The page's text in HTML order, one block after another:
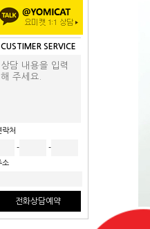
CUSTIMER SERVICE
락처
-
-
소
전화상담예약